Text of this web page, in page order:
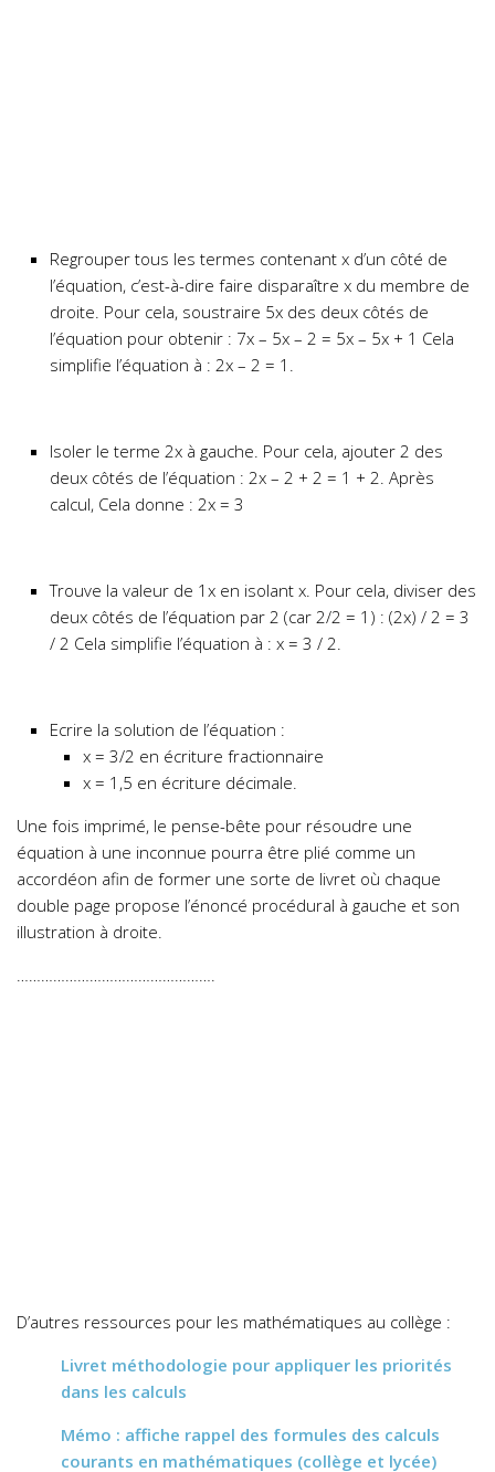
Regrouper tous les termes contenant x d’un côté de
l’équation, c’est-à-dire faire disparaître x du membre de
droite. Pour cela, soustraire 5x des deux côtés de
l’équation pour obtenir : 7x – 5x – 2 = 5x – 5x + 1 Cela
simplifie l’équation à : 2x – 2 = 1.
Isoler le terme 2x à gauche. Pour cela, ajouter 2 des
deux côtés de l’équation : 2x – 2 + 2 = 1 + 2. Après
calcul, Cela donne : 2x = 3
Trouve la valeur de 1x en isolant x. Pour cela, diviser des
deux côtés de l’équation par 2 (car 2/2 = 1) : (2x) / 2 = 3
/ 2 Cela simplifie l’équation à : x = 3 / 2.
Ecrire la solution de l’équation :
x = 3/2 en écriture fractionnaire
x = 1,5 en écriture décimale.
Une fois imprimé, le pense-bête pour résoudre une
équation à une inconnue pourra être plié comme un
accordéon afin de former une sorte de livret où chaque
double page propose l’énoncé procédural à gauche et son
illustration à droite.
………………………………………….
D’autres ressources pour les mathématiques au collège :
Livret méthodologie pour appliquer les priorités
dans les calculs
Mémo : affiche rappel des formules des calculs
courants en mathématiques (collège et lycée)